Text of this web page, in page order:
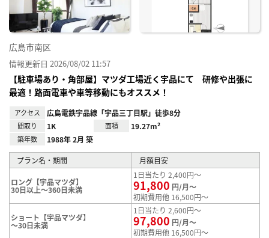
広島市南区
情報更新日 2026/08/02 11:57
【駐車場あり・角部屋】マツダ工場近く宇品にて 研修や出張に
最適！路面電車や車等移動にもオススメ！
アクセス 広島電鉄宇品線「宇品三丁目駅」徒歩8分
間取り 1K 面積 19.27m²
築年数 1988年 2月 築
プラン名・期間 月額目安
ロング【宇品マツダ】
30日以上～360日未満
1日当たり 2,400円～
91,800 円/月～
初期費用他 16,500円～
ショート【宇品マツダ】
～30日未満
1日当たり 2,600円～
97,800 円/月～
初期費用他 16,500円～